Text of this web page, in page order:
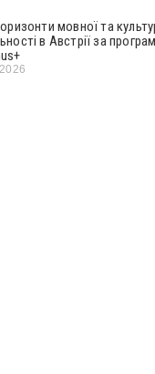
мовної та
в Австрії за